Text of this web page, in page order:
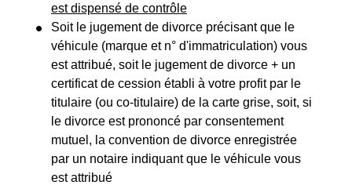
est dispensé de contrôle
Soit le jugement de divorce précisant que le
véhicule (marque et n° d'immatriculation) vous
est attribué, soit le jugement de divorce + un
certificat de cession établi à votre profit par le
titulaire (ou co-titulaire) de la carte grise, soit, si
le divorce est prononcé par consentement
mutuel, la convention de divorce enregistrée
par un notaire indiquant que le véhicule vous
est attribué